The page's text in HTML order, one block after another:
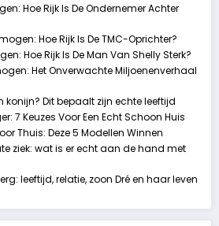
Hoe Rijk Is De Ondernemer Achter
Hoe Rijk Is De TMC-Oprichter?
Hoe Rijk Is De Man Van Shelly Sterk?
Het Onverwachte Miljoenenverhaal
konijn? Dit bepaalt zijn echte leeftijd
7 Keuzes Voor Een Echt Schoon Huis
Thuis: Deze 5 Modellen Winnen
ziek: wat is er echt aan de hand met
leeftijd, relatie, zoon Dré en haar leven